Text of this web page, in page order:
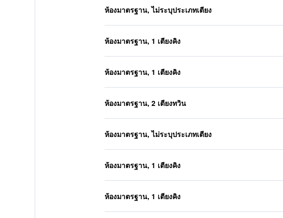
ห้องมาตรฐาน, ไม่ระบุประเภทเตียง
ห้องมาตรฐาน, 1 เตียงคิง
ห้องมาตรฐาน, 1 เตียงคิง
ห้องมาตรฐาน, 2 เตียงทวิน
ห้องมาตรฐาน, ไม่ระบุประเภทเตียง
ห้องมาตรฐาน, 1 เตียงคิง
ห้องมาตรฐาน, 1 เตียงคิง